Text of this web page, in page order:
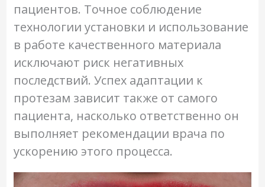
пациентов. Точное соблюдение
технологии установки и использование
в работе качественного материала
исключают риск негативных
последствий. Успех адаптации к
протезам зависит также от самого
пациента, насколько ответственно он
выполняет рекомендации врача по
ускорению этого процесса.